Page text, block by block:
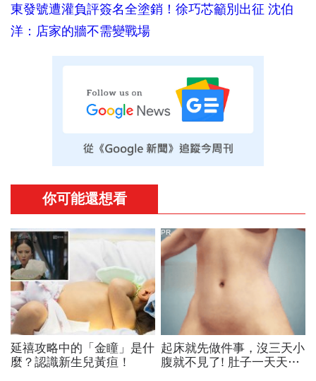
東發號遭灌負評簽名全塗銷！徐巧芯籲別出征 沈伯
洋：店家的牆不需變戰場